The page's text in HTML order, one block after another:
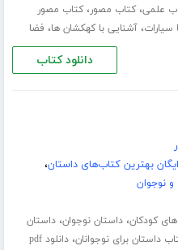
علمی،کتاب مصور،کتاب مصور
سیارات،آشنایی با کهکشان ها، فضا
دانلود کتاب
بهترین کتاب‌های داستان،
نوجوان
کودکان،داستان نوجوان،داستان
داستان برای نوجوانان،
دانلود pdf